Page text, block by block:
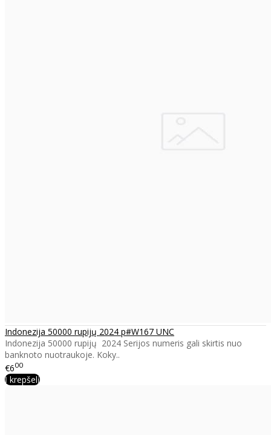
Indonezija 50000 rupijų 2024 p#W167 UNC
Indonezija 50000 rupijų 2024 Serijos numeris gali skirtis nuo
banknoto nuotraukoje. Koky..
€600
Į krepšelį